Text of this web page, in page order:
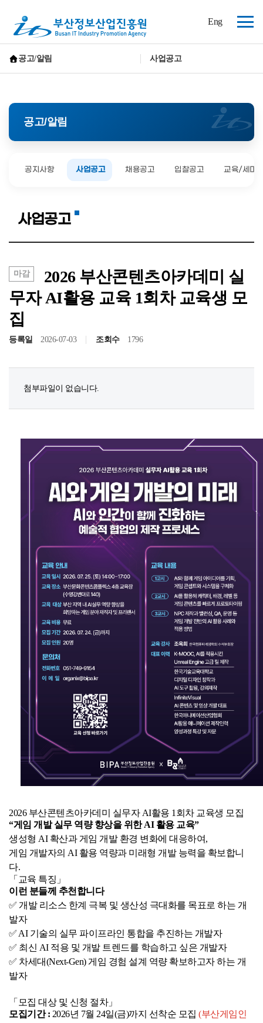
(재)
부
산
정
보
산
업
Eng
체
공고/알림 공지사항 사업공고
BIPA소식 보도자료 포토뉴스
사업안내 추진사업
자료실
BIPA소개 인사말 설립목적/연혁
공고/알림 사업공고
공고/알림
공지사항 사업공고 채용공고 입찰공고 교육/세미
사업공고
마감
2026 부산콘텐츠아카데미 실
무자 AI활용 교육 1회차 교육생 모
집
등록일 2026-07-03 조회수 1796
첨부파일이 없습니다.
2026 부산콘텐츠아카데미 실무자 AI활용 1회차 교육생 모집
“게임 개발 실무 역량 향상을 위한 AI 활용 교육”
생성형 AI 확산과 게임 개발 환경 변화에 대응하여,
게임 개발자의 AI 활용 역량과 미래형 개발 능력을 확보합니
다.
「교육 특징」
이런 분들께 추천합니다
✅ 개발 리소스 한계 극복 및 생산성 극대화를 목표로 하는 개
발자
✅ AI 기술의 실무 파이프라인 통합을 추진하는 개발자
✅ 최신 AI 적용 및 개발 트렌드를 학습하고 싶은 개발자
✅ 차세대(Next-Gen) 게임 경험 설계 역량 확보하고자 하는 개
발자
「모집 대상 및 신청 절차」
모집기간 : 2026년 7월 24일(금)까지 선착순 모집 (부산게임인